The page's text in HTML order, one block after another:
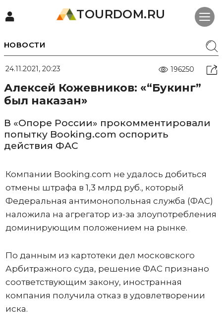
TOURDOM.RU
НОВОСТИ
24.11.2021, 20:23 196250
Алексей Кожевников: «“Букинг”
был наказан»
В «Опоре России» прокомментировали
попытку Booking.com оспорить
действия ФАС
Компании Booking.com не удалось добиться
отмены штрафа в 1,3 млрд руб., который
Федеральная антимонопольная служба (ФАС)
наложила на агрегатор из-за злоупотребления
доминирующим положением на рынке.
По данным из картотеки дел московского
Арбитражного суда, решение ФАС признано
соответствующим закону, иностранная
компания получила отказ в удовлетворении
иска.